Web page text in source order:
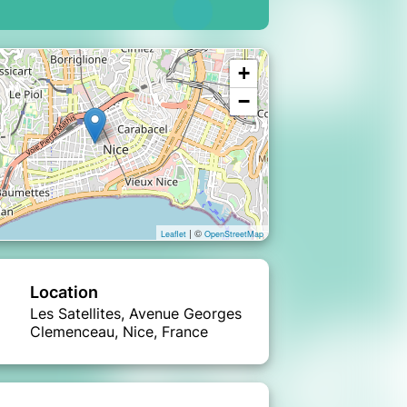
+
−
Leaflet | © OpenStreetMap
Location
Les Satellites, Avenue Georges
Clemenceau, Nice, France